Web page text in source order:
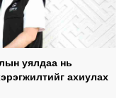
уялдаа нь
ахиулах